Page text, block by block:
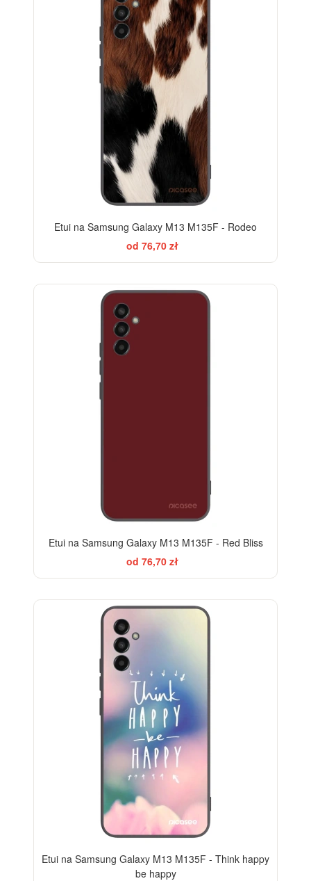
Etui na Samsung Galaxy M13 M135F - Rodeo
od 76,70 zł
Etui na Samsung Galaxy M13 M135F - Red Bliss
od 76,70 zł
Etui na Samsung Galaxy M13 M135F - Think happy
be happy